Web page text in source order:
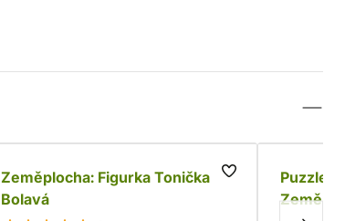
Zeměplocha: Figurka Tonička
Bolavá
Puzzle